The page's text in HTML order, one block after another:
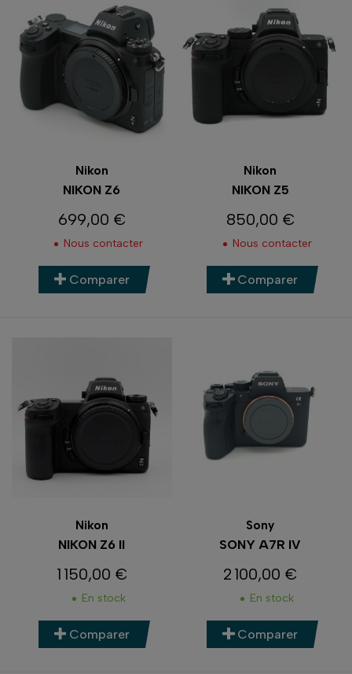
Nikon
NIKON Z6
Prix
699,00 €
Nous contacter
Comparer
Nikon
NIKON Z5
Prix
850,00 €
Nous contacter
Comparer
Nikon
NIKON Z6 II
Prix
1 150,00 €
En stock
Comparer
Sony
SONY A7R IV
Prix
2 100,00 €
En stock
Comparer